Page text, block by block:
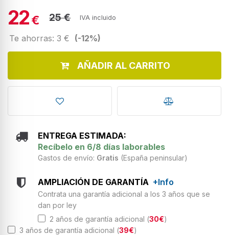
22€ 25 € IVA incluido
Te ahorras: 3 € (-12%)
AÑADIR AL CARRITO
ENTREGA ESTIMADA:
Recíbelo en 6/8 días laborables
Gastos de envío: Gratis (España peninsular)
AMPLIACIÓN DE GARANTÍA +Info
Contrata una garantía adicional a los 3 años que se
dan por ley
2 años de garantía adicional (30€)
3 años de garantía adicional (39€)